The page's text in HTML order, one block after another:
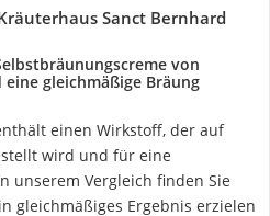
Sanct Bernhard
von
gleichmäßige Bräung
einen Wirkstoff, der auf
wird und für eine
unserem Vergleich finden Sie
gleichmäßiges Ergebnis erzielen